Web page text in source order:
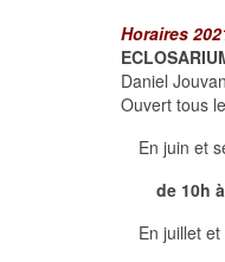
Horaires
Daniel
Ouvert tous
En juin et
de 10h
En juillet